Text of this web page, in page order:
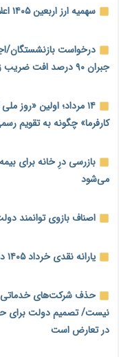
اساسی تبدیل شود
خانه کارگر قزوین:
می‌شود
رئیس سازمان امور
مالیات هستند
کاهش می‌یابد
اختیارات جدید گمرکات
پایان شهریور ابلاغ شد
سهمیه ارز اربعین ۱۴۰۵ اعلام شد؛ ۲۰۰ هزار دینار برای هر زائر
درخواست بازنشستگان/
جبران ۹۰ درصد افت ضریب زمان برقراری
۱۴ مرداد؛ اولین «روز
کارفرما» چگونه به تقویم
بازرسی درِ خانه برای
می‌شود
اصناف بازوی توانمند
یارانه نقدی خرداد ۱۴۰۵ دهک‌های چهارم تا نهم واریز شد
حذف شرکت‌های خدماتی
نیست/ تصمیم دولت برای
در تعارض است